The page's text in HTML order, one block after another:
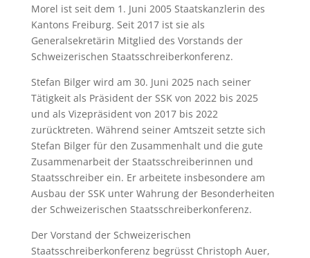
Morel ist seit dem 1. Juni 2005 Staatskanzlerin des
Kantons Freiburg. Seit 2017 ist sie als
Generalsekretärin Mitglied des Vorstands der
Schweizerischen Staatsschreiberkonferenz.
Stefan Bilger wird am 30. Juni 2025 nach seiner
Tätigkeit als Präsident der SSK von 2022 bis 2025
und als Vizepräsident von 2017 bis 2022
zurücktreten. Während seiner Amtszeit setzte sich
Stefan Bilger für den Zusammenhalt und die gute
Zusammenarbeit der Staatsschreiberinnen und
Staatsschreiber ein. Er arbeitete insbesondere am
Ausbau der SSK unter Wahrung der Besonderheiten
der Schweizerischen Staatsschreiberkonferenz.
Der Vorstand der Schweizerischen
Staatsschreiberkonferenz begrüsst Christoph Auer,